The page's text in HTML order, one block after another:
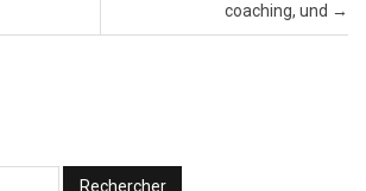
coaching, und →